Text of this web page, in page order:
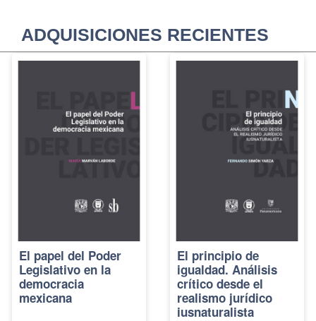
ADQUISICIONES RECIENTES
El papel del Poder
Legislativo en la
democracia
mexicana
El principio de
igualdad. Análisis
crítico desde el
realismo jurídico
iusnaturalista